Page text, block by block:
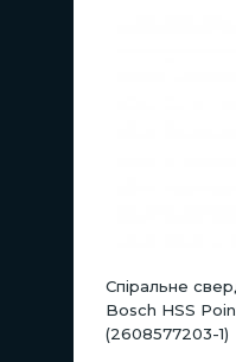
Спіральне
Bosch HSS
(2608577203-1)